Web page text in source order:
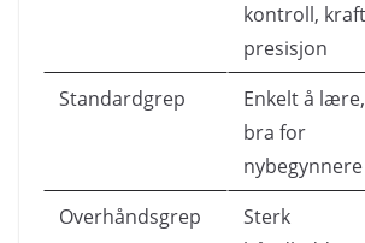
kontroll,
presisjon
Standardgrep
Enkelt å lære,
bra for
nybegynnere
Overhåndsgrep
Sterk